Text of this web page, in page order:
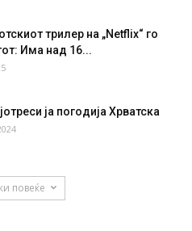
трилер на „Netflix“ го
Има над 16...
ја погодија Хрватска
повеќе